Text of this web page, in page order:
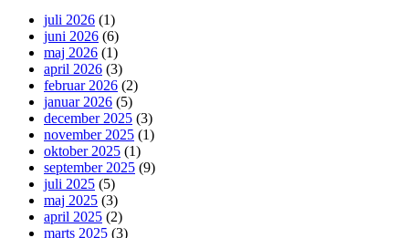
juli 2026 (1)
juni 2026 (6)
maj 2026 (1)
april 2026 (3)
februar 2026 (2)
januar 2026 (5)
december 2025 (3)
november 2025 (1)
oktober 2025 (1)
september 2025 (9)
juli 2025 (5)
maj 2025 (3)
april 2025 (2)
marts 2025 (3)